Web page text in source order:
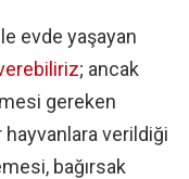
evde yaşayan
; ancak
gereken
verildiği
bağırsak